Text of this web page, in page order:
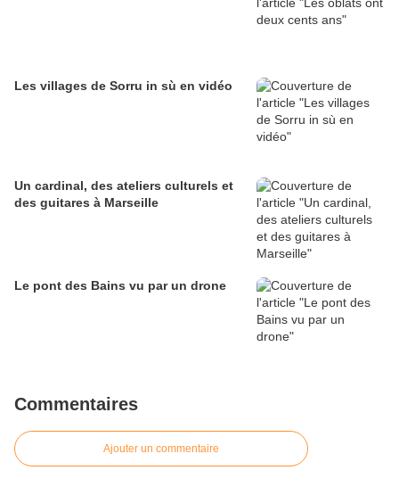
Les villages de Sorru in sù en vidéo
Un cardinal, des ateliers culturels et
des guitares à Marseille
Le pont des Bains vu par un drone
Commentaires
Ajouter un commentaire